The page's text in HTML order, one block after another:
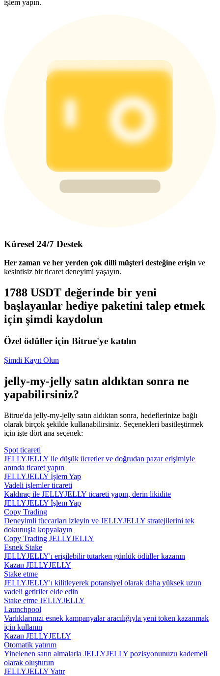
işlem yapın.
Küresel 24/7 Destek
Her zaman ve her yerden çok dilli müşteri desteğine erişin ve
kesintisiz bir ticaret deneyimi yaşayın.
1788 USDT değerinde bir yeni
başlayanlar hediye paketini talep etmek
için şimdi kaydolun
Özel ödüller için Bitrue'ye katılın
Şimdi Kayıt Olun
jelly-my-jelly satın aldıktan sonra ne
yapabilirsiniz?
Bitrue'da jelly-my-jelly satın aldıktan sonra, hedeflerinize bağlı
olarak birçok şekilde kullanabilirsiniz. Seçenekleri basitleştirmek
için işte dört ana seçenek:
Spot ticareti
JELLYJELLY ile düşük ücretler ve doğrudan pazar erişimiyle
anında ticaret yapın
JELLYJELLY İşlem Yap
Vadeli işlemler ticareti
Kaldıraç ile JELLYJELLY ticareti yapın, derin likidite
JELLYJELLY İşlem Yap
Copy Trading
Deneyimli tüccarları izleyin ve JELLYJELLY stratejilerini tek
dokunuşla kopyalayın
Copy Trading JELLYJELLY
Esnek Stake
JELLYJELLY'ı erişilebilir tutarken günlük ödüller kazanın
Kazan JELLYJELLY
Stake etme
JELLYJELLY'ı kilitleyerek potansiyel olarak daha yüksek uzun
vadeli getiriler elde edin
Stake etme JELLYJELLY
Launchpool
Varlıklarınızı esnek kampanyalar aracılığıyla yeni token kazanmak
için kullanın
Kazan JELLYJELLY
Otomatik yatırım
Yinelenen satın almalarla JELLYJELLY pozisyonunuzu kademeli
olarak oluşturun
JELLYJELLY Yatır